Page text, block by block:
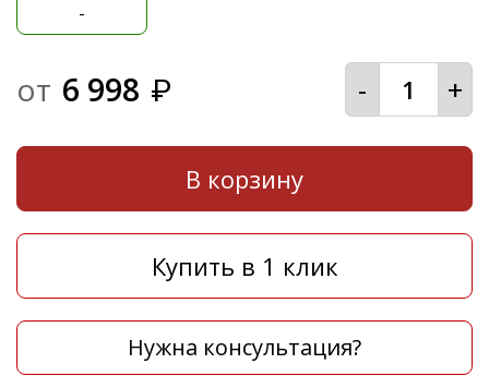
-
от 6 998 ₽ - +
В корзину
Купить в 1 клик
Нужна консультация?